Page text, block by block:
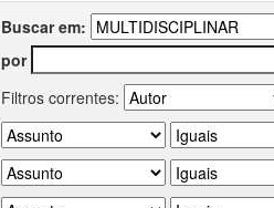
Buscar em:
por
Filtros correntes: